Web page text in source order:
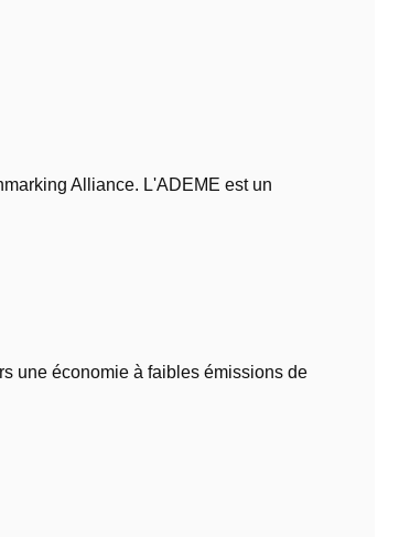
Alliance. L'ADEME est un
une économie à faibles émissions de